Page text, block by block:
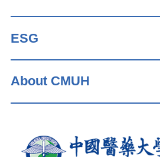
ESG
About CMUH